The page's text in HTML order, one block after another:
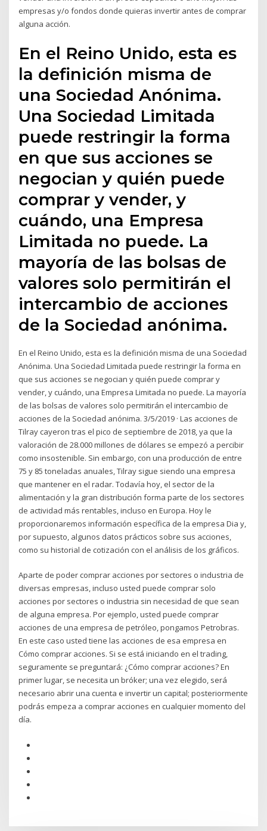
empresas y/o fondos donde quieras invertir antes de comprar
alguna acción.
En el Reino Unido, esta es
la definición misma de
una Sociedad Anónima.
Una Sociedad Limitada
puede restringir la forma
en que sus acciones se
negocian y quién puede
comprar y vender, y
cuándo, una Empresa
Limitada no puede. La
mayoría de las bolsas de
valores solo permitirán el
intercambio de acciones
de la Sociedad anónima.
En el Reino Unido, esta es la definición misma de una Sociedad
Anónima. Una Sociedad Limitada puede restringir la forma en
que sus acciones se negocian y quién puede comprar y
vender, y cuándo, una Empresa Limitada no puede. La mayoría
de las bolsas de valores solo permitirán el intercambio de
acciones de la Sociedad anónima. 3/5/2019 · Las acciones de
Tilray cayeron tras el pico de septiembre de 2018, ya que la
valoración de 28.000 millones de dólares se empezó a percibir
como insostenible. Sin embargo, con una producción de entre
75 y 85 toneladas anuales, Tilray sigue siendo una empresa
que mantener en el radar. Todavía hoy, el sector de la
alimentación y la gran distribución forma parte de los sectores
de actividad más rentables, incluso en Europa. Hoy le
proporcionaremos información específica de la empresa Dia y,
por supuesto, algunos datos prácticos sobre sus acciones,
como su historial de cotización con el análisis de los gráficos.
Aparte de poder comprar acciones por sectores o industria de
diversas empresas, incluso usted puede comprar solo
acciones por sectores o industria sin necesidad de que sean
de alguna empresa. Por ejemplo, usted puede comprar
acciones de una empresa de petróleo, pongamos Petrobras.
En este caso usted tiene las acciones de esa empresa en
Cómo comprar acciones. Si se está iniciando en el trading,
seguramente se preguntará: ¿Cómo comprar acciones? En
primer lugar, se necesita un bróker; una vez elegido, será
necesario abrir una cuenta e invertir un capital; posteriormente
podrás empeza a comprar acciones en cualquier momento del
día.